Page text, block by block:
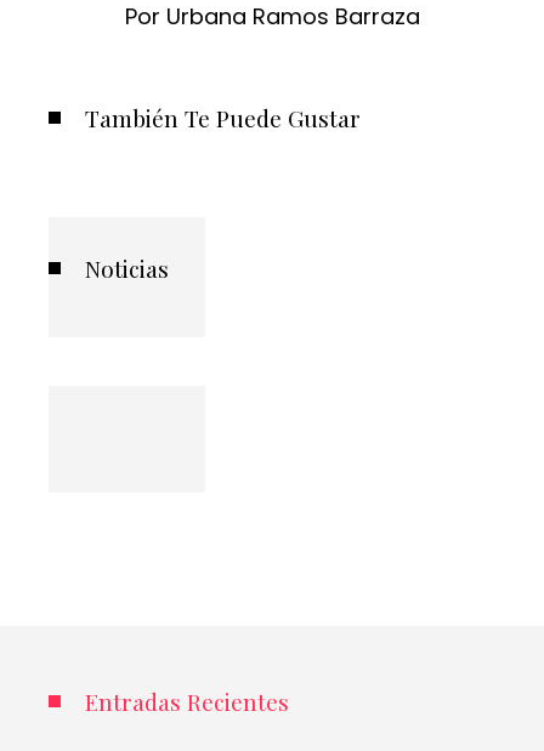
Por Urbana Ramos Barraza
También Te Puede Gustar
Noticias
Entradas Recientes